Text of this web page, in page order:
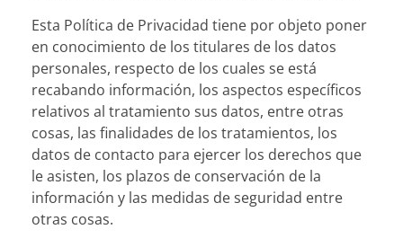
Esta Política de Privacidad tiene por objeto poner
en conocimiento de los titulares de los datos
personales, respecto de los cuales se está
recabando información, los aspectos específicos
relativos al tratamiento sus datos, entre otras
cosas, las finalidades de los tratamientos, los
datos de contacto para ejercer los derechos que
le asisten, los plazos de conservación de la
información y las medidas de seguridad entre
otras cosas.